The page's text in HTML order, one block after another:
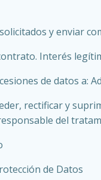
y enviar
Interés
de datos a:
rectificar y
del
de Datos